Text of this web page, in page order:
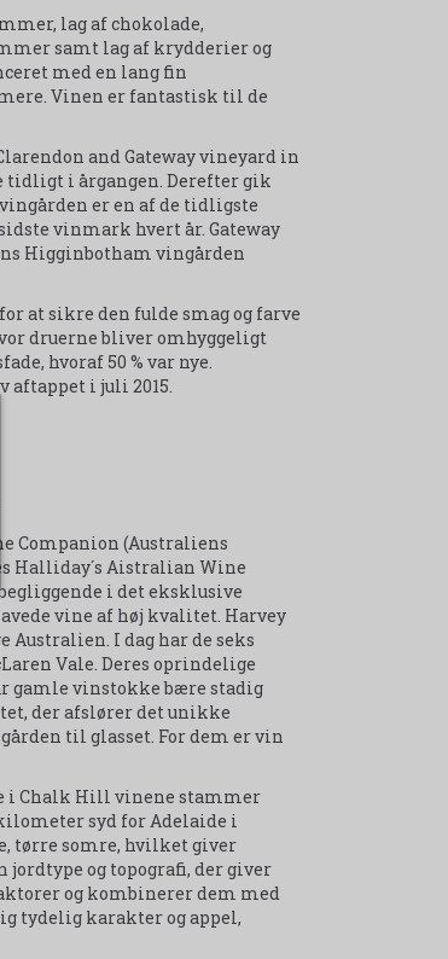
lag af chokolade,
samt lag af krydderier og
med en lang fin
Vinen er fantastisk til de
and Gateway vineyard in
tidligt i årgangen. Derefter gik
er en af de tidligste
vinmark hvert år. Gateway
Higginbotham vingården
at sikre den fulde smag og farve
druerne bliver omhyggeligt
hvoraf 50 % var nye.
aftappet i juli 2015.
Companion (Australiens
Halliday´s Aistralian Wine
i det eksklusive
vine af høj kvalitet. Harvey
I dag har de seks
Vale. Deres oprindelige
gamle vinstokke bære stadig
der afslører det unikke
til glasset. For dem er vin
i Chalk Hill vinene stammer
syd for Adelaide i
tørre somre, hvilket giver
og topografi, der giver
og kombinerer dem med
tydelig karakter og appel,